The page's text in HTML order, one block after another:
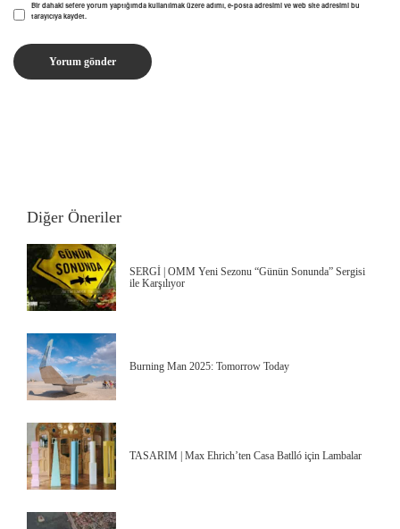
Bir dahaki sefere yorum yaptığımda kullanılmak üzere adımı, e-posta adresimi ve web site adresimi bu
tarayıcıya kaydet.
Diğer Öneriler
SERGİ | OMM Yeni Sezonu “Günün Sonunda” Sergisi
ile Karşılıyor
Burning Man 2025: Tomorrow Today
TASARIM | Max Ehrich’ten Casa Batlló için Lambalar